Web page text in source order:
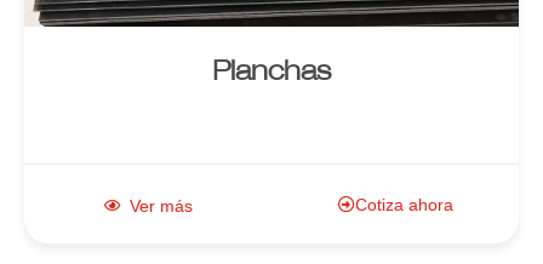
Planchas
Ver más Cotiza ahora